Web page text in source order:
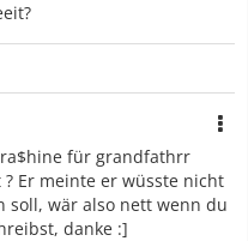
für grandfathrr
Er meinte er wüsste nicht
soll, wär also nett wenn du
danke :]